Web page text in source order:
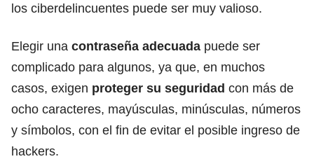
los ciberdelincuentes puede ser muy valioso.
Elegir una contraseña adecuada puede ser
complicado para algunos, ya que, en muchos
casos, exigen proteger su seguridad con más de
ocho caracteres, mayúsculas, minúsculas, números
y símbolos, con el fin de evitar el posible ingreso de
hackers.